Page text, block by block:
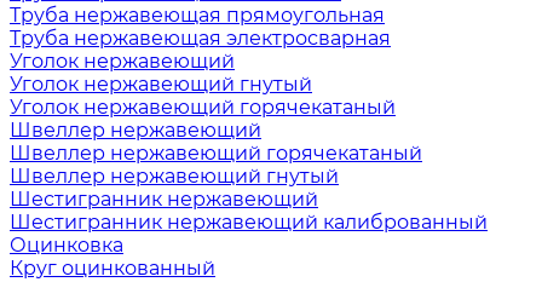
Труба нержавеющая прямоугольная
Труба нержавеющая электросварная
Уголок нержавеющий
Уголок нержавеющий гнутый
Уголок нержавеющий горячекатаный
Швеллер нержавеющий
Швеллер нержавеющий горячекатаный
Швеллер нержавеющий гнутый
Шестигранник нержавеющий
Шестигранник нержавеющий калиброванный
Оцинковка
Круг оцинкованный